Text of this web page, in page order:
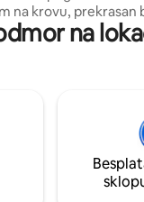
na krovu, prekrasan
Samo 5 minuta hoda
od najljepših plaža na
mreže, kućnu
miru ,
i udobnosti u
na